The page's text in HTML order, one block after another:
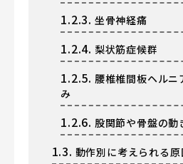
1.2.3. 坐骨神経痛
1.2.4. 梨状筋症候群
1.2.5. 腰椎椎間板ヘルニ
み
1.2.6. 股関節や骨盤の動
1.3. 動作別に考えられる原